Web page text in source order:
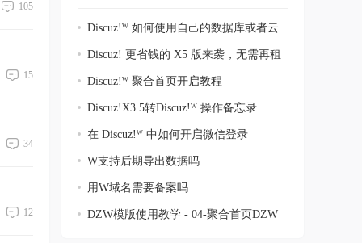
105
15
34
12
Discuz!ᵂ 如何使用自己的数据库或者云
数据Discuz! 更省钱的 X5 版来袭，无需再租
赁服Discuz!ᵂ 聚合首页开启教程
Discuz!X3.5转Discuz!ᵂ 操作备忘录
在 Discuz!ᵂ 中如何开启微信登录
W支持后期导出数据吗
用W域名需要备案吗
DZW模版使用教学 - 04-聚合首页DZW